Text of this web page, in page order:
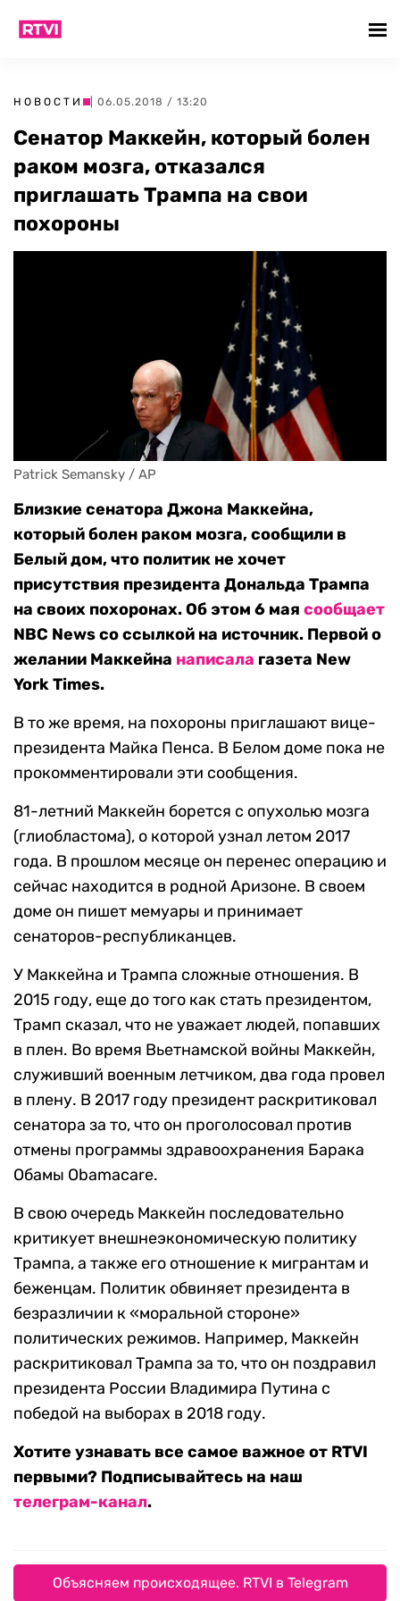
НОВОСТИ | 06.05.2018 / 13:20
Сенатор Маккейн, который болен
раком мозга, отказался
приглашать Трампа на свои
похороны
Patrick Semansky / AP
Близкие сенатора Джона Маккейна,
который болен раком мозга, сообщили в
Белый дом, что политик не хочет
присутствия президента Дональда Трампа
на своих похоронах. Об этом 6 мая сообщает
NBC News со ссылкой на источник. Первой о
желании Маккейна написала газета New
York Times.
В то же время, на похороны приглашают вице-
президента Майка Пенса. В Белом доме пока не
прокомментировали эти сообщения.
81-летний Маккейн борется с опухолью мозга
(глиобластома), о которой узнал летом 2017
года. В прошлом месяце он перенес операцию и
сейчас находится в родной Аризоне. В своем
доме он пишет мемуары и принимает
сенаторов-республиканцев.
У Маккейна и Трампа сложные отношения. В
2015 году, еще до того как стать президентом,
Трамп сказал, что не уважает людей, попавших
в плен. Во время Вьетнамской войны Маккейн,
служивший военным летчиком, два года провел
в плену. В 2017 году президент раскритиковал
сенатора за то, что он проголосовал против
отмены программы здравоохранения Барака
Обамы Obamacare.
В свою очередь Маккейн последовательно
критикует внешнеэкономическую политику
Трампа, а также его отношение к мигрантам и
беженцам. Политик обвиняет президента в
безразличии к «моральной стороне»
политических режимов. Например, Маккейн
раскритиковал Трампа за то, что он поздравил
президента России Владимира Путина с
победой на выборах в 2018 году.
Хотите узнавать все самое важное от RTVI
первыми? Подписывайтесь на наш
телеграм-канал.
Объясняем происходящее. RTVI в Telegram